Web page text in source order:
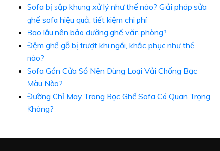
Sofa bị sập khung xử lý như thế nào? Giải pháp sửa
ghế sofa hiệu quả, tiết kiệm chi phí
Bao lâu nên bảo dưỡng ghế văn phòng?
Đệm ghế gỗ bị trượt khi ngồi, khắc phục như thế
nào?
Sofa Gần Cửa Sổ Nên Dùng Loại Vải Chống Bạc
Màu Nào?
Đường Chỉ May Trong Bọc Ghế Sofa Có Quan Trọng
Không?